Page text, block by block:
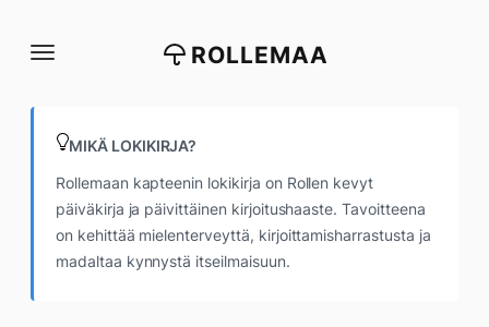
suoraan
ROLLEMAA
MIKÄ LOKIKIRJA?
Rollemaan kapteenin lokikirja on Rollen kevyt
päiväkirja ja päivittäinen kirjoitushaaste. Tavoitteena
on kehittää mielenterveyttä, kirjoittamisharrastusta ja
madaltaa kynnystä itseilmaisuun.